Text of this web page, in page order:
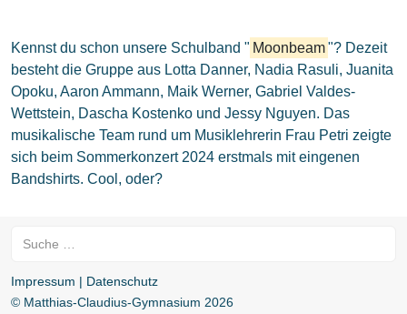
Kennst du schon unsere Schulband " Moonbeam"? Dezeit
besteht die Gruppe aus Lotta Danner, Nadia Rasuli, Juanita
Opoku, Aaron Ammann, Maik Werner, Gabriel Valdes-
Wettstein, Dascha Kostenko und Jessy Nguyen. Das
musikalische Team rund um Musiklehrerin Frau Petri zeigte
sich beim Sommerkonzert 2024 erstmals mit eingenen
Bandshirts. Cool, oder?
Impressum | Datenschutz
© Matthias-Claudius-Gymnasium 2026